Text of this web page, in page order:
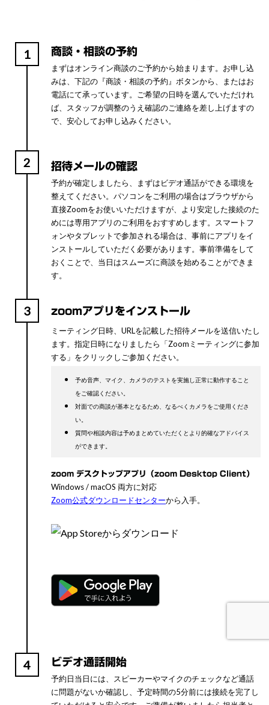
1 商談・相談の予約
まずはオンライン商談のご予約から始まります。お申し込
みは、下記の『商談・相談の予約』ボタンから、またはお
電話にて承っています。ご希望の日時を選んでいただけれ
ば、スタッフが調整のうえ確認のご連絡を差し上げますの
で、安心してお申し込みください。
2 招待メールの確認
予約が確定しましたら、まずはビデオ通話ができる環境を
整えてください。パソコンをご利用の場合はブラウザから
直接Zoomをお使いいただけますが、より安定した接続のた
めには専用アプリのご利用をおすすめします。スマートフ
ォンやタブレットで参加される場合は、事前にアプリをイ
ンストールしていただく必要があります。事前準備をして
おくことで、当日はスムーズに商談を始めることができま
す。
3 zoomアプリをインストール
ミーティング日時、URLを記載した招待メールを送信いたし
ます。指定日時になりましたら「Zoomミーティングに参加
する」をクリックしご参加ください。
予め音声、マイク、カメラのテストを実施し正常に動作すること
をご確認ください。
対面での商談が基本となるため、なるべくカメラをご使用くださ
い。
質問や相談内容は予めまとめていただくとより的確なアドバイス
ができます。
zoom デスクトップアプリ（zoom Desktop Client）
Windows / macOS 両方に対応
Zoom公式ダウンロードセンターから入手。
4 ビデオ通話開始
予約日当日には、スピーカーやマイクのチェックなど通話
に問題がないか確認し、予定時間の5分前には接続を完了し